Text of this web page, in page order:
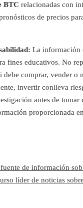
BTC relacionadas con
de precios
La información
fines educativos. No
debe comprar, vender o
invertir conlleva
antes de tomar
proporcionada
de información
líder de noticias